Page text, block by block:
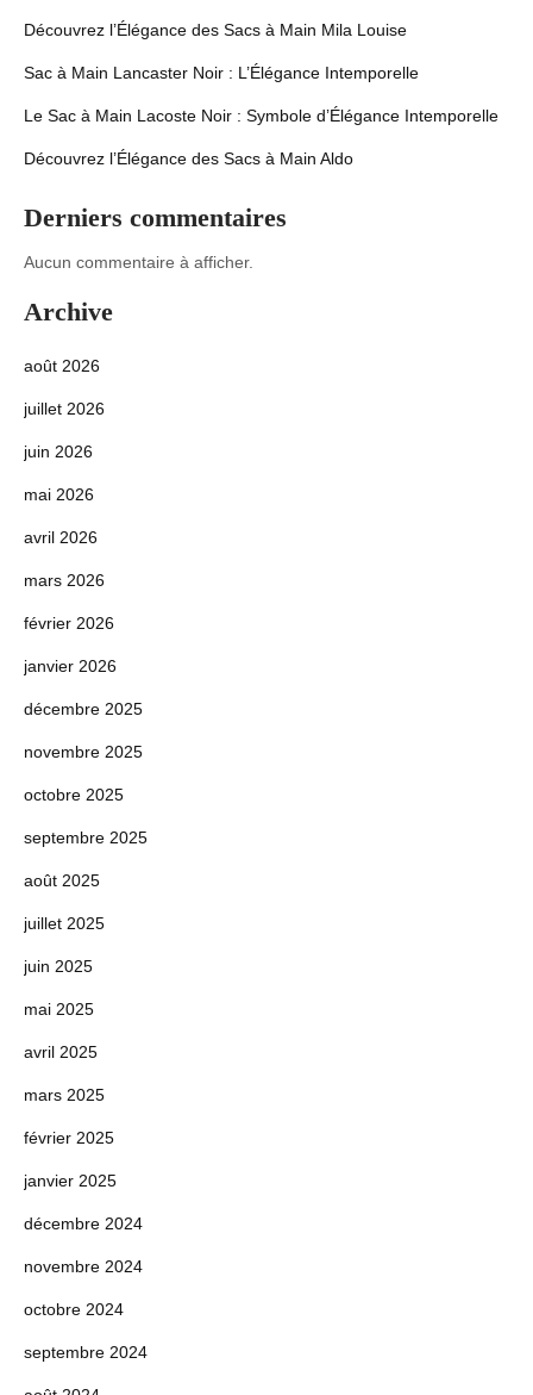
Découvrez l’Élégance des Sacs à Main Mila Louise
Sac à Main Lancaster Noir : L’Élégance Intemporelle
Le Sac à Main Lacoste Noir : Symbole d’Élégance Intemporelle
Découvrez l’Élégance des Sacs à Main Aldo
Derniers commentaires
Aucun commentaire à afficher.
Archive
août 2026
juillet 2026
juin 2026
mai 2026
avril 2026
mars 2026
février 2026
janvier 2026
décembre 2025
novembre 2025
octobre 2025
septembre 2025
août 2025
juillet 2025
juin 2025
mai 2025
avril 2025
mars 2025
février 2025
janvier 2025
décembre 2024
novembre 2024
octobre 2024
septembre 2024